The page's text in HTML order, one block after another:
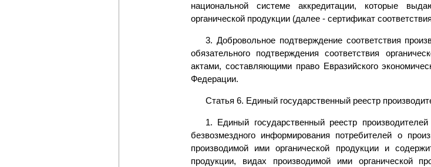
национальной системе аккредитации, которые
органической продукции (далее - сертификат
3. Добровольное подтверждение соответствия
обязательного подтверждения соответствия
актами, составляющими право Евразийского
Федерации.
Статья 6. Единый государственный реестр
1. Единый государственный реестр
безвозмездного информирования потребителей о
производимой ими органической продукции и
продукции, видах производимой ими органической